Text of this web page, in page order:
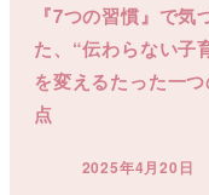
『7つの習慣』で気
た、“伝わらない子
を変えるたった一
点
投稿日
2025年4月20日